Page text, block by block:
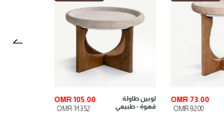
OMR 105.00
OMR 143.52
داني كنبة 3
مقاعد - بيج
OMR 226.00
OMR 283.00